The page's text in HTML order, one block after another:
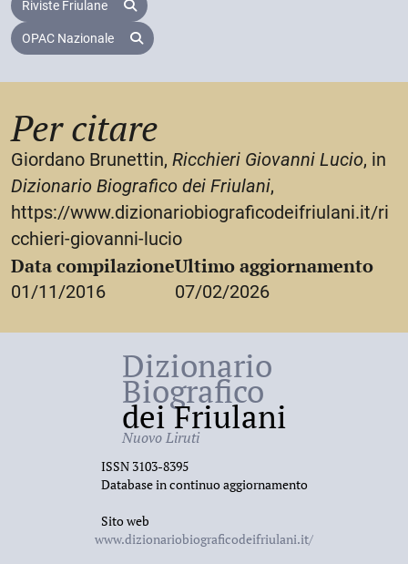
Riviste Friulane
OPAC Nazionale
Per citare
Giordano Brunettin, Ricchieri Giovanni Lucio, in
Dizionario Biografico dei Friulani,
https://www.dizionariobiograficodeifriulani.it/ri
cchieri-giovanni-lucio
Data compilazione
01/11/2016
Ultimo aggiornamento
07/02/2026
Dizionario
Biografico
dei Friulani
Nuovo Liruti
ISSN 3103-8395
Database in continuo aggiornamento
Sito web
www.dizionariobiograficodeifriulani.it/